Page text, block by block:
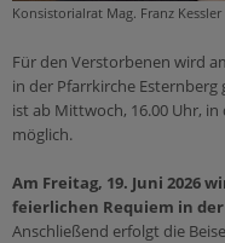
Bibel
Konsistorialrat Mag. Franz
Für den Verstorbenen wird
in der Pfarrkirche
ist ab Mittwoch, 16.00 Uhr,
möglich.
Am Freitag, 19. Juni 2026
feierlichen Requiem in
Anschließend erfolgt die